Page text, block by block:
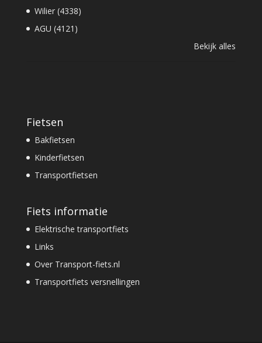
Wilier (4338)
AGU (4121)
Bekijk alles
Fietsen
Bakfietsen
Kinderfietsen
Transportfietsen
Fiets informatie
Elektrische transportfiets
Links
Over Transport-fiets.nl
Transportfiets versnellingen